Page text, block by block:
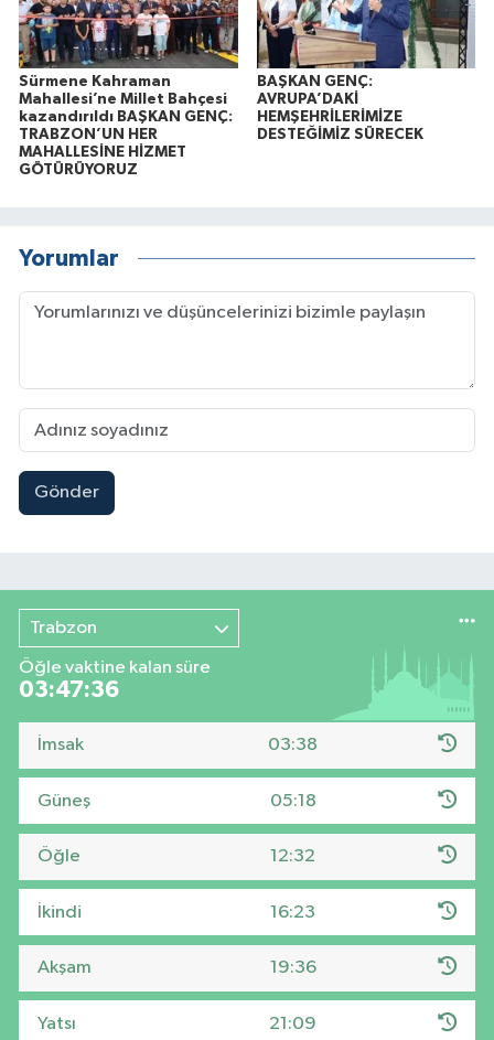
Sürmene Kahraman
Mahallesi’ne Millet Bahçesi
kazandırıldı BAŞKAN GENÇ:
TRABZON’UN HER
MAHALLESİNE HİZMET
GÖTÜRÜYORUZ
BAŞKAN GENÇ:
AVRUPA’DAKİ
HEMŞEHRİLERİMİZE
DESTEĞİMİZ SÜRECEK
Yorumlar
Gönder
Trabzon
Öğle vaktine kalan süre
03:47:35
İmsak 03:38
Güneş 05:18
Öğle 12:32
İkindi 16:23
Akşam 19:36
Yatsı 21:09